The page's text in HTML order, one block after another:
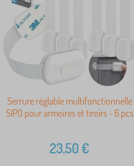
Serrure réglable multifonctionnelle
SIPO pour armoires et tiroirs - 6 pcs
23,50€